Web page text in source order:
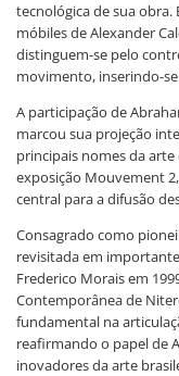
tecnológica de sua
móbiles de Alexander
distinguem-se pelo
movimento, inserindo-
A participação de
marcou sua projeção
principais nomes da
exposição Mouvement
central para a difusão
Consagrado como
revisitada em
Frederico Morais em
Contemporânea de
fundamental na
reafirmando o papel de
inovadores da arte